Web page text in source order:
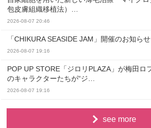
包皮膚組織移植法）…
2026-08-07 20:46
「CHIKURA SEASIDE JAM」開催のお知らせ
2026-08-07 19:16
POP UP STORE「ジロリPLAZA」が梅田ロ
のキャラクターたちが“ジ…
2026-08-07 19:16
see more